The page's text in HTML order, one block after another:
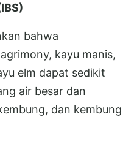
bahwa
kayu manis,
elm dapat sedikit
air besar dan
dan kembung